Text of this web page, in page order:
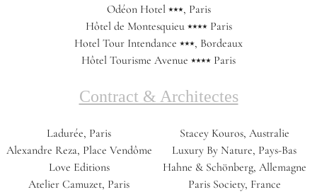
Odéon Hotel ⭑⭑⭑, Paris
Hôtel de Montesquieu ⭑⭑⭑⭑ Paris
Hotel Tour Intendance ⭑⭑⭑, Bordeaux
Hôtel Tourisme Avenue ⭑⭑⭑⭑ Paris
Contract & Architectes
Ladurée, Paris
Alexandre Reza, Place Vendôme
Love Editions
Atelier Camuzet, Paris
Stacey Kouros, Australie
Luxury By Nature, Pays-Bas
Hahne & Schönberg, Allemagne
Paris Society, France